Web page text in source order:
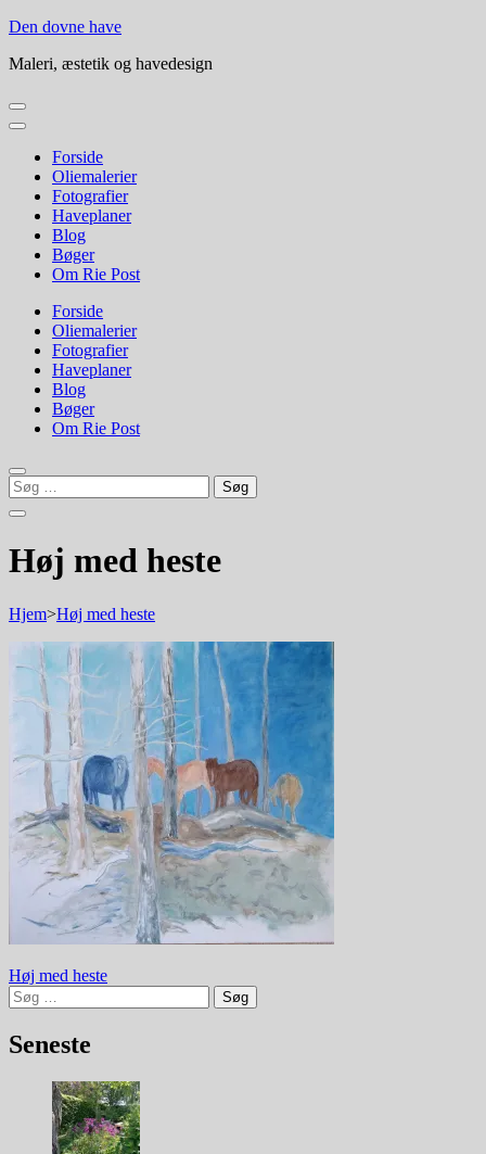
Skip
content
Enter)
Den dovne have
Maleri, æstetik og havedesign
Forside
Oliemalerier
Fotografier
Haveplaner
Blog
Bøger
Om Rie Post
Forside
Oliemalerier
Fotografier
Haveplaner
Blog
Bøger
Om Rie Post
Søg
efter:
Høj med heste
Hjem>Høj med heste
Indlægsnavigation
Høj med heste
Søg
efter:
Seneste